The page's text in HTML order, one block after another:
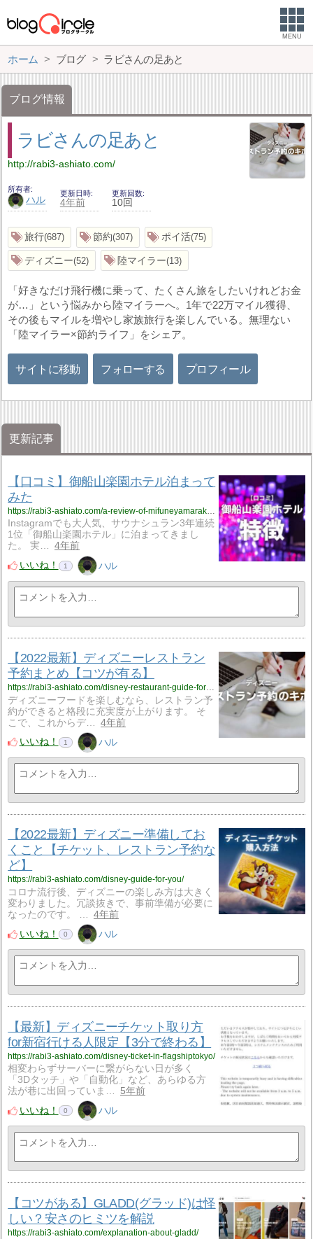
MENU
ホーム ブログ ラビさんの足あと
ブログ情報
ラビさんの足あと
http://rabi3-ashiato.com/
所有者
ハル
更新日時
4年前
更新回数
10回
旅行 687 節約 307 ポイ活 75
ディズニー 52 陸マイラー 13
「好きなだけ飛行機に乗って、たくさん旅をしたいけれどお金
が…」という悩みから陸マイラーへ。1年で22万マイル獲得、
その後もマイルを増やし家族旅行を楽しんでいる。無理ない
「陸マイラー×節約ライフ」をシェア。
サイトに移動 フォローする プロフィール
更新記事
【口コミ】御船山楽園ホテル泊まって
みた
https://rabi3-ashiato.com/a-review-of-mifuneyamarakuen-hotel/
Instagramでも大人気、サウナシュラン3年連続
1位「御船山楽園ホテル」に泊まってきまし
た。 実…
4年前
いいね！
1 ハル
【2022最新】ディズニーレストラン
予約まとめ【コツが有る】
https://rabi3-ashiato.com/disney-restaurant-guide-for-you/
ディズニーフードを楽しむなら、レストラン予
約ができると格段に充実度が上がります。 そ
こで、これからデ…
4年前
いいね！
1 ハル
【2022最新】ディズニー準備してお
くこと【チケット、レストラン予約な
ど】
https://rabi3-ashiato.com/disney-guide-for-you/
コロナ流行後、ディズニーの楽しみ方は大きく
変わりました。冗談抜きで、事前準備が必要に
なったのです。 …
4年前
いいね！
0 ハル
【最新】ディズニーチケット取り方
for新宿行ける人限定【3分で終わる】
https://rabi3-ashiato.com/disney-ticket-in-flagshiptokyo/
相変わらずサーバーに繋がらない日が多く
「3Dタッチ」や「自動化」など、あらゆる方
法が巷に出回っていま…
5年前
いいね！
0 ハル
【コツがある】GLADD(グラッド)は怪
しい？安さのヒミツを解説
https://rabi3-ashiato.com/explanation-about-gladd/